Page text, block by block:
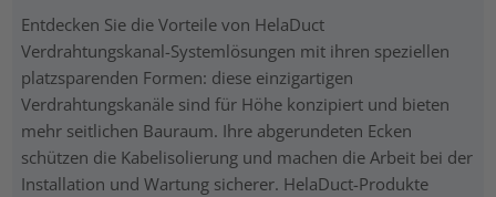
Entdecken Sie die Vorteile von HelaDuct
Verdrahtungskanal-Systemlösungen mit ihren speziellen
platzsparenden Formen: diese einzigartigen
Verdrahtungskanäle sind für Höhe konzipiert und bieten
mehr seitlichen Bauraum. Ihre abgerundeten Ecken
schützen die Kabelisolierung und machen die Arbeit bei der
Installation und Wartung sicherer. HelaDuct-Produkte